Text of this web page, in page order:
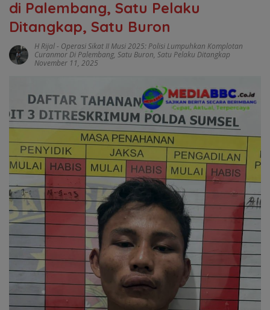
di Palembang, Satu Pelaku
Ditangkap, Satu Buron
H Rijal- Operasi Sikat II Musi 2025: Polisi Lumpuhkan Komplotan
Curanmor Di Palembang, Satu Buron, Satu Pelaku Ditangkap
November 11, 2025